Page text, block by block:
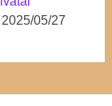
2025/05/27